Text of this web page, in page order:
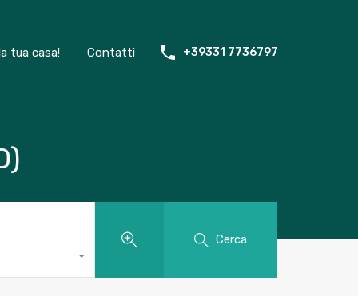
tua casa! Contatti +39331 7736797
Cerca